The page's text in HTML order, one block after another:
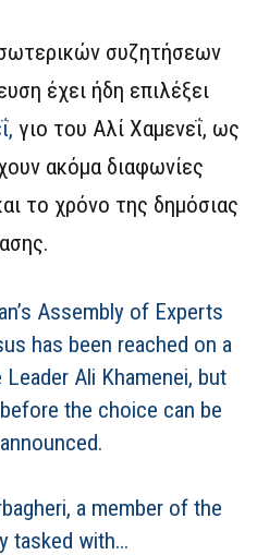
συζητήσεων
έχει ήδη επιλέξει
γιο του Αλί Χαμενεΐ, ως
ακόμα διαφωνίες
το χρόνο της δημόσιας
Assembly of Experts
has been reached on a
Ali Khamenei, but
the choice can be
a member of the
tasked with…